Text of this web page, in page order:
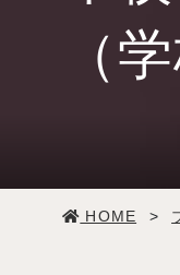
専攻・コース紹
（
HOME >